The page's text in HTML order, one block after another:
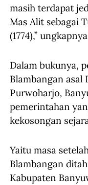
masih terdapat
Mas Alit sebagai
(1774),”
Dalam bukunya,
Blambangan asal
Purwoharjo,
pemerintahan
kekosongan
Yaitu masa
Blambangan
Kabupaten